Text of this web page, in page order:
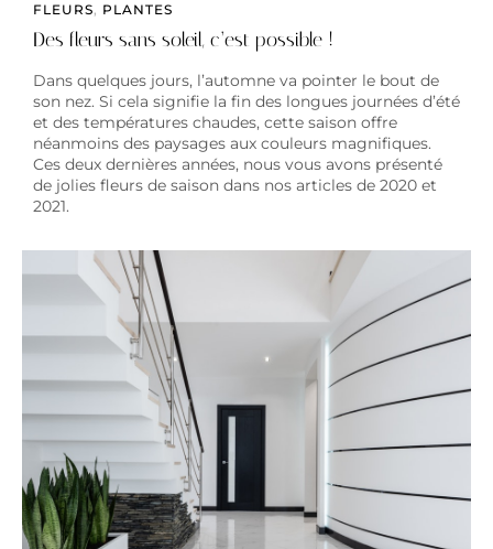
FLEURS, PLANTES
Des fleurs sans soleil, c’est possible !
Dans quelques jours, l’automne va pointer le bout de
son nez. Si cela signifie la fin des longues journées d’été
et des températures chaudes, cette saison offre
néanmoins des paysages aux couleurs magnifiques.
Ces deux dernières années, nous vous avons présenté
de jolies fleurs de saison dans nos articles de 2020 et
2021.